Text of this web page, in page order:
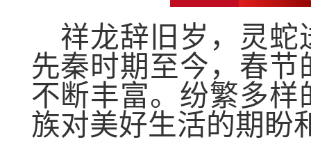
祥龙辞旧岁，灵
先秦时期至今，春
不断丰富。纷繁多
族对美好生活的期盼